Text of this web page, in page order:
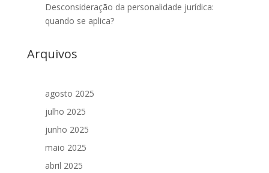
Desconsideração da personalidade jurídica:
quando se aplica?
Arquivos
agosto 2025
julho 2025
junho 2025
maio 2025
abril 2025